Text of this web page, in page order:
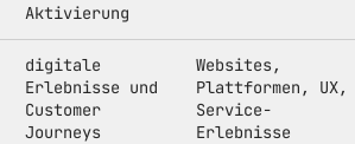
Aktivierung
digitale
Erlebnisse und
Customer
Journeys
Websites,
Plattformen, UX,
Service-
Erlebnisse